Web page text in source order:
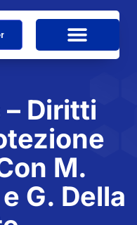
Diritti
M.
G. Della